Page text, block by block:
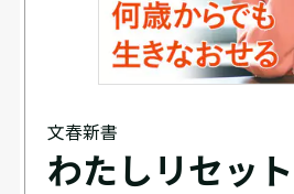
文春新書
わたしリセット